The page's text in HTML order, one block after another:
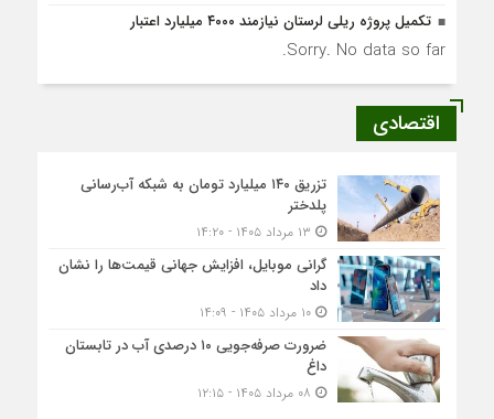
تکمیل پروژه ریلی لرستان نیازمند ۴۰۰۰ میلیارد اعتبار
Sorry. No data so far.
اقتصادی
تزریق ۱۴۰ میلیارد تومان به شبکه آب‌رسانی
پلدختر
گرانی موبایل، افزایش جهانی قیمت‌ها را نشان
داد
۱۰ مرداد ۱۴۰۵ - ۱۴:۰۹
ضرورت صرفه‌جویی ۱۰ درصدی آب در تابستان
داغ